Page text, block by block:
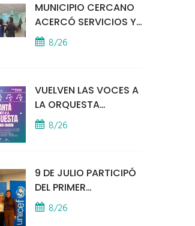
MUNICIPIO CERCANO
ACERCÓ SERVICIOS Y
ATENCIÓN A LOS
VECINOS EL
8/26
VUELVEN LAS VOCES A
LA ORQUESTA
MUNICIPAL
8/26
9 DE JULIO PARTICIPÓ
DEL PRIMER
ENCUENTRO
PRESENCIAL DE MUNA
8/26